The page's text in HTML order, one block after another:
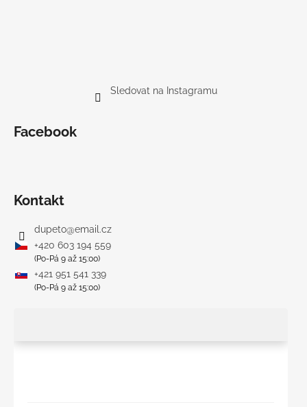
Sledovat na Instagramu
Facebook
Kontakt
dupeto@email.cz
+420 603 194 559
(Po-Pá 9 až 15:00)
+421 951 541 339
(Po-Pá 9 až 15:00)